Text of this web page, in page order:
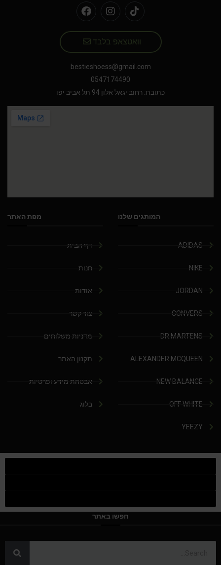
וואטצאפ בלבד
bestieshoess@gmail.com
0547174490
כתובת: רחוב יגאל אלון 94 תל אביב יפו
המותגים שלנו
ADIDAS
NIKE
JORDAN
CONVERS
DR.MARTENS
ALEXANDER MCQUEEN
NEW BALANCE
OFF WHITE
YEEZY
מפת האתר
דף הבית
חנות
אודות
צור קשר
מדניות משלוחים
תקנון האתר
אבטחת מידע ופרטיות
בלוג
חפשו באתר